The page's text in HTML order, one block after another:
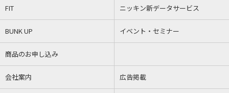
FIT ニッキン新データサービス
BUNK UP イベント・セミナー
商品のお申し込み
会社案内 広告掲載